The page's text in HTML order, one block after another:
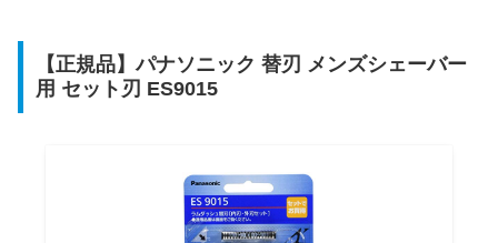
【正規品】パナソニック 替刃 メンズシェーバー
用 セット刃 ES9015